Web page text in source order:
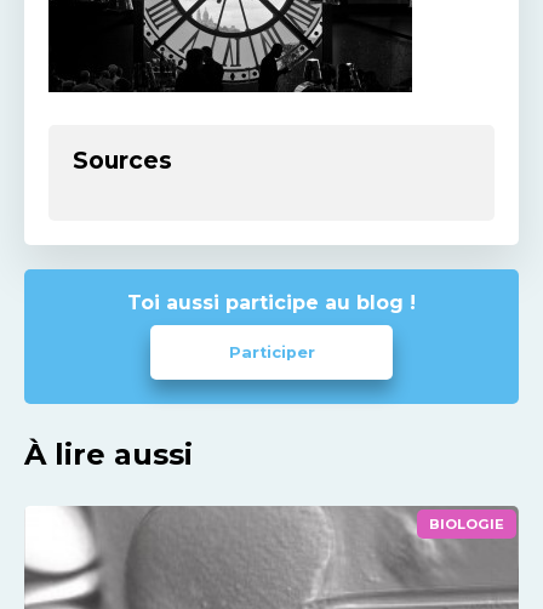
Sources
Toi aussi participe au blog !
Participer
À lire aussi
BIOLOGIE